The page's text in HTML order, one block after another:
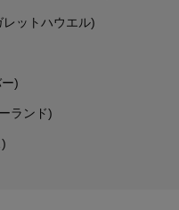
レットハウエル)
)
ランド)